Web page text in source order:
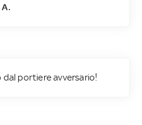
dal portiere avversario!